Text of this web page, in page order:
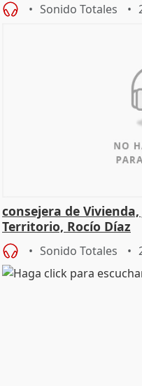
Sonido Totales
consejera de
Territorio, Rocío Díaz
Sonido Totales